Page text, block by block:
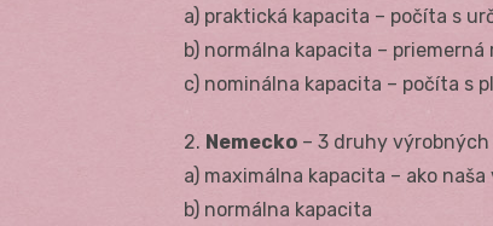
a) praktická kapacita – počíta s
b) normálna kapacita – priemerná
c) nominálna kapacita – počíta s
2. Nemecko – 3 druhy
a) maximálna kapacita – ako
b) normálna kapacita